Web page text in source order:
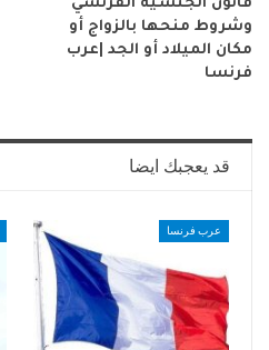
قانون الجنسية الفرنسي
وشروط منحها بالزواج أو
مكان الميلاد أو الجد |عرب
فرنسا
قد يعجبك ايضا
عرب فرنسا